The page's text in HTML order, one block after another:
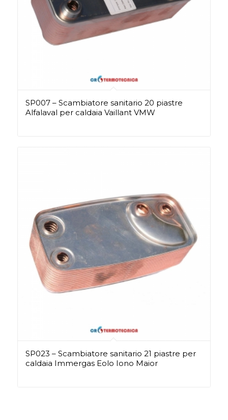
SP007 – Scambiatore sanitario 20 piastre
Alfalaval per caldaia Vaillant VMW
SP023 – Scambiatore sanitario 21 piastre per
caldaia Immergas Eolo Iono Maior